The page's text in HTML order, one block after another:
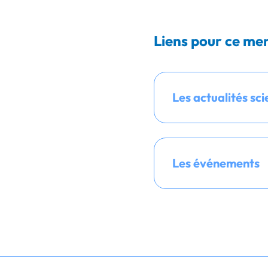
Liens pour ce
Les actualités
Les événements